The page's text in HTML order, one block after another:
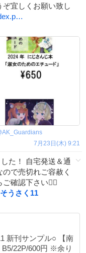
宜しくお願い致し
AK_Guardians
7月23日(木) 9:21
た！ 自宅発送＆通
で売切れご容赦く
確認下さい🙇‍♀️
うさく11
新刊サンプル○ 【南